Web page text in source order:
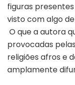
figuras
visto com algo
O que a autora
provocadas
religiões afros e
amplamente